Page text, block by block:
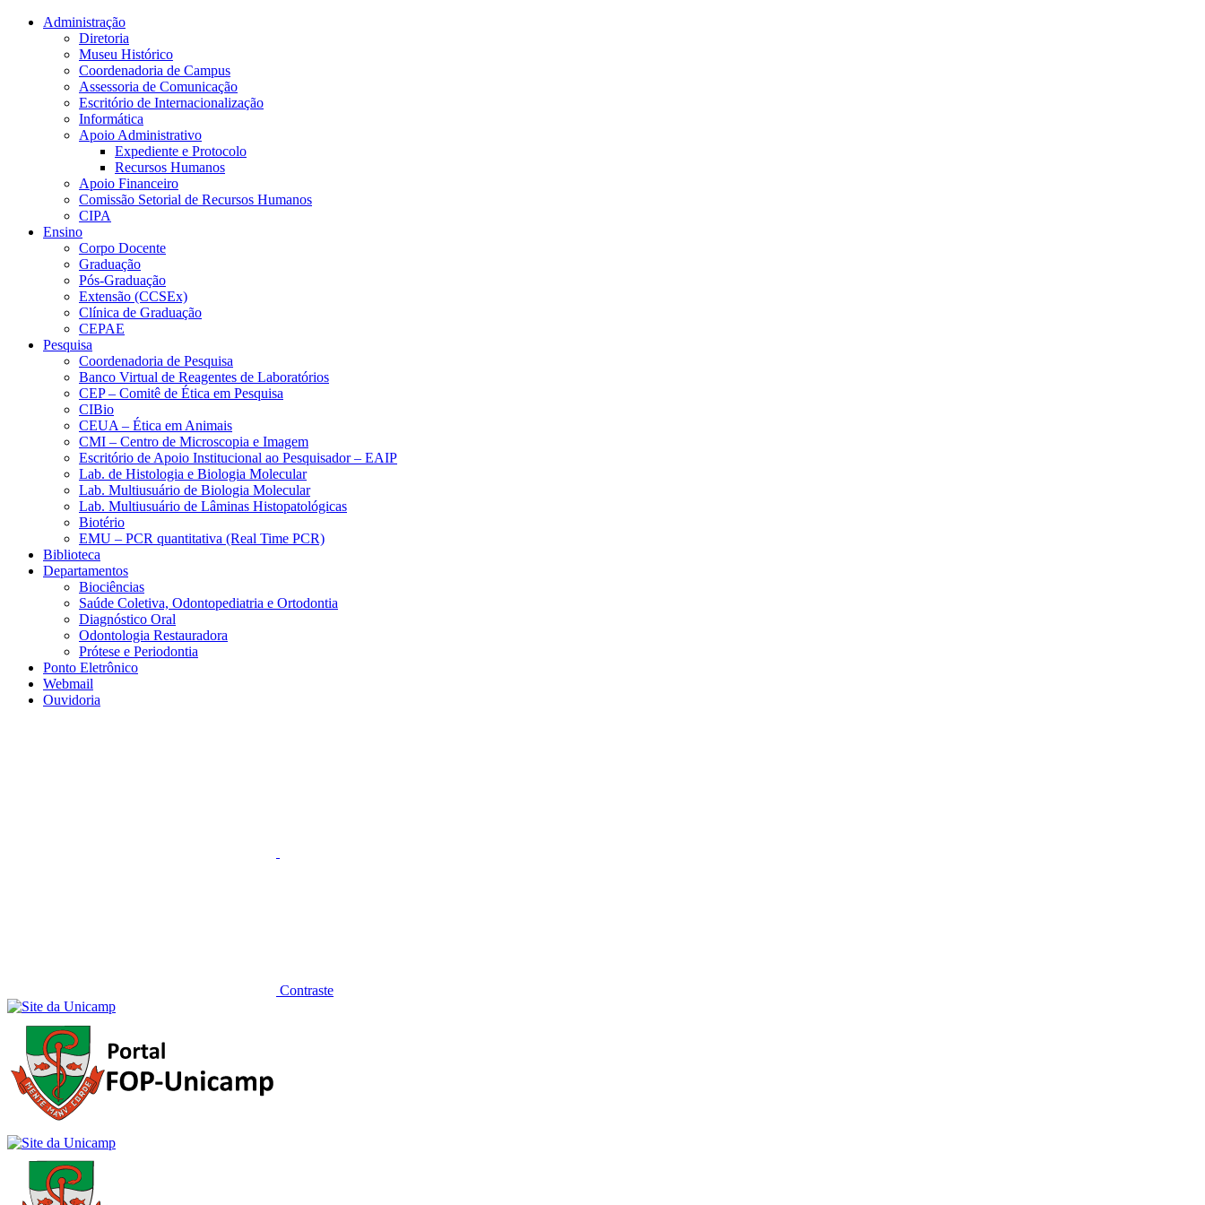
Conteúdo principal Menu principal
Administração
Diretoria
Museu Histórico
Coordenadoria de Campus
Assessoria de Comunicação
Escritório de Internacionalização
Informática
Apoio Administrativo
Expediente e Protocolo
Recursos Humanos
Apoio Financeiro
Comissão Setorial de Recursos Humanos
CIPA
Ensino
Corpo Docente
Graduação
Pós-Graduação
Extensão (CCSEx)
Clínica de Graduação
CEPAE
Pesquisa
Coordenadoria de Pesquisa
Banco Virtual de Reagentes de Laboratórios
CEP – Comitê de Ética em Pesquisa
CIBio
CEUA – Ética em Animais
CMI – Centro de Microscopia e Imagem
Escritório de Apoio Institucional ao Pesquisador – EAIP
Lab. de Histologia e Biologia Molecular
Lab. Multiusuário de Biologia Molecular
Lab. Multiusuário de Lâminas Histopatológicas
Biotério
EMU – PCR quantitativa (Real Time PCR)
Biblioteca
Departamentos
Biociências
Saúde Coletiva, Odontopediatria e Ortodontia
Diagnóstico Oral
Odontologia Restauradora
Prótese e Periodontia
Ponto Eletrônico
Webmail
Ouvidoria
Contraste